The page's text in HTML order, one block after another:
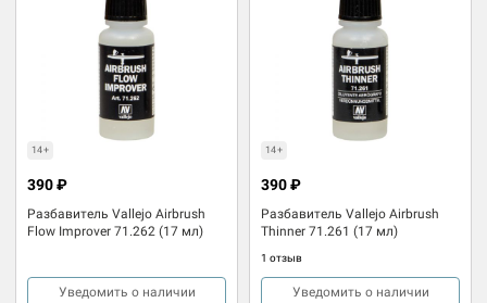
14+
Разбавитель Vallejo Airbrush
Flow Improver 71.262 (17 мл)
390 ₽
Уведомить о наличии
14+
Разбавитель Vallejo Airbrush
Thinner 71.261 (17 мл)
1 отзыв
390 ₽
Уведомить о наличии